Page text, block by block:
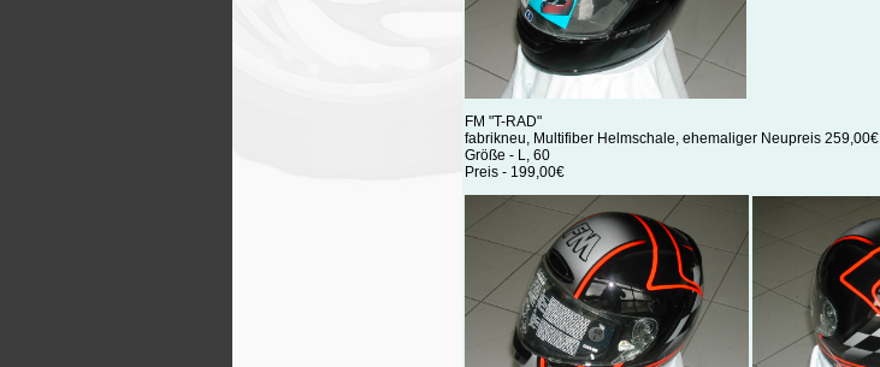
FM "T-RAD"
fabrikneu, Multifiber Helmschale, ehemaliger Neupreis 259,00€
Größe - L, 60
Preis - 199,00€